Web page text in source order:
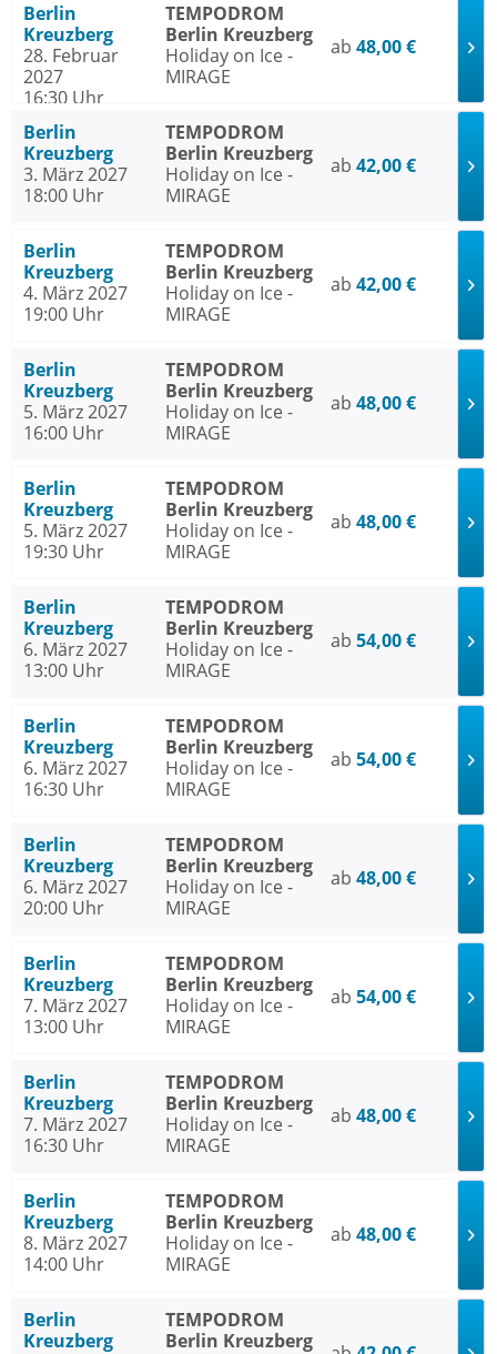
Berlin
Kreuzberg
28. Februar
2027
16:30 Uhr
TEMPODROM
Berlin Kreuzberg
Holiday on Ice -
MIRAGE
ab 48,00 €
Berlin
Kreuzberg
3. März 2027
18:00 Uhr
TEMPODROM
Berlin Kreuzberg
Holiday on Ice -
MIRAGE
ab 42,00 €
Berlin
Kreuzberg
4. März 2027
19:00 Uhr
TEMPODROM
Berlin Kreuzberg
Holiday on Ice -
MIRAGE
ab 42,00 €
Berlin
Kreuzberg
5. März 2027
16:00 Uhr
TEMPODROM
Berlin Kreuzberg
Holiday on Ice -
MIRAGE
ab 48,00 €
Berlin
Kreuzberg
5. März 2027
19:30 Uhr
TEMPODROM
Berlin Kreuzberg
Holiday on Ice -
MIRAGE
ab 48,00 €
Berlin
Kreuzberg
6. März 2027
13:00 Uhr
TEMPODROM
Berlin Kreuzberg
Holiday on Ice -
MIRAGE
ab 54,00 €
Berlin
Kreuzberg
6. März 2027
16:30 Uhr
TEMPODROM
Berlin Kreuzberg
Holiday on Ice -
MIRAGE
ab 54,00 €
Berlin
Kreuzberg
6. März 2027
20:00 Uhr
TEMPODROM
Berlin Kreuzberg
Holiday on Ice -
MIRAGE
ab 48,00 €
Berlin
Kreuzberg
7. März 2027
13:00 Uhr
TEMPODROM
Berlin Kreuzberg
Holiday on Ice -
MIRAGE
ab 54,00 €
Berlin
Kreuzberg
7. März 2027
16:30 Uhr
TEMPODROM
Berlin Kreuzberg
Holiday on Ice -
MIRAGE
ab 48,00 €
Berlin
Kreuzberg
8. März 2027
14:00 Uhr
TEMPODROM
Berlin Kreuzberg
Holiday on Ice -
MIRAGE
ab 48,00 €
Berlin
Kreuzberg
TEMPODROM
Berlin Kreuzberg